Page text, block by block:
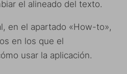
el alineado del texto.
en el apartado «How-to»,
en los que el
usar la aplicación.